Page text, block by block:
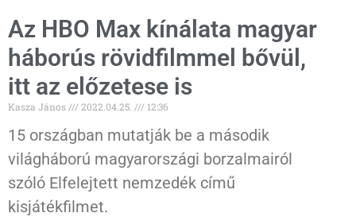
Az HBO Max kínálata magyar
háborús rövidfilmmel bővül,
itt az előzetese is
Kasza János 2022.04.25. 12:36
15 országban mutatják be a második
világháború magyarországi borzalmairól
szóló Elfelejtett nemzedék című
kisjátékfilmet.